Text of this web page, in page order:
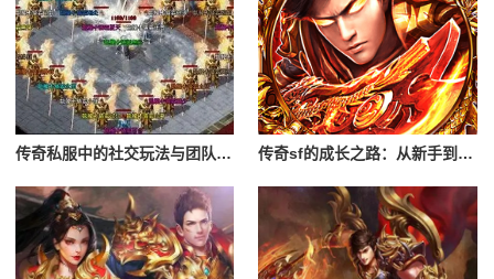
传奇私服中的社交玩法与团队合作 传奇sf的成长之路：从新手到高手